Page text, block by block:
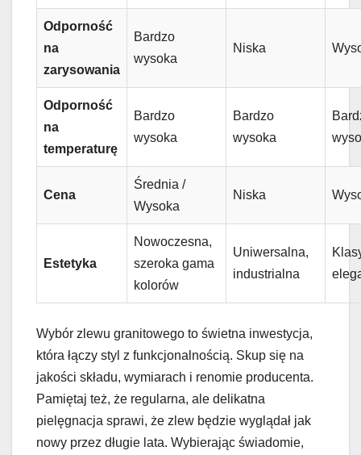
Odporność
na
zarysowania
Bardzo
wysoka
Niska
Odporność
na
temperaturę
Bardzo
wysoka
Bardzo
wysoka
Cena
Średnia /
Wysoka
Niska
Estetyka
Nowoczesna,
szeroka gama
kolorów
Uniwersalna,
industrialna
Wybór zlewu granitowego to świetna inwestycja,
która łączy styl z funkcjonalnością. Skup się na
jakości składu, wymiarach i renomie producenta.
Pamiętaj też, że regularna, ale delikatna
pielęgnacja sprawi, że zlew będzie wyglądał jak
nowy przez długie lata. Wybierając świadomie,